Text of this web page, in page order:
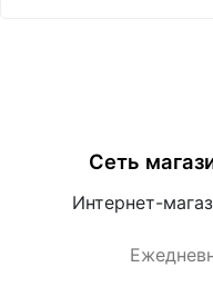
Сеть
Интернет-